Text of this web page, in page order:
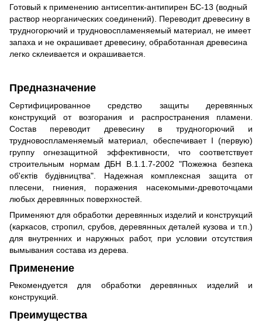
Готовый к применению антисептик-антипирен БС-13 (водный
раствор неорганических соединений). Переводит древесину в
трудногорючий и трудновоспламеняемый материал, не имеет
запаха и не окрашивает древесину, обработанная древесина
легко склеивается и окрашивается.
Предназначение
Сертифицированное средство защиты деревянных
конструкций от возгорания и распространения пламени.
Состав переводит древесину в трудногорючий и
трудновоспламеняемый материал, обеспечивает I (первую)
группу огнезащитной эффективности, что соответствует
строительным нормам ДБН В.1.1.7-2002 "Пожежна безпека
об'єктів будівництва". Надежная комплексная защита от
плесени, гниения, поражения насекомыми-древоточцами
любых деревянных поверхностей.
Применяют для обработки деревянных изделий и конструкций
(каркасов, стропил, срубов, деревянных деталей кузова и т.п.)
для внутренних и наружных работ, при условии отсутствия
вымывания состава из дерева.
Применение
Рекомендуется для обработки деревянных изделий и
конструкций.
Преимущества